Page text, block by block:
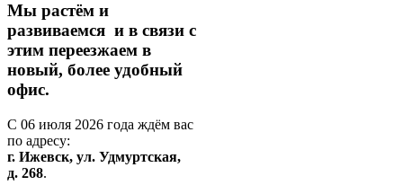
Мы растём и
развиваемся и в связи с
этим переезжаем в
новый, более удобный
офис.
С 06 июля 2026 года ждём вас
по адресу:
г. Ижевск, ул. Удмуртская,
д. 268.